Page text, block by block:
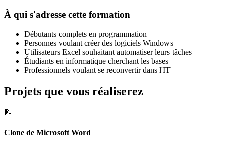
À qui s'adresse cette formation
Débutants complets en programmation
Personnes voulant créer des logiciels Windows
Utilisateurs Excel souhaitant automatiser leurs tâches
Étudiants en informatique cherchant les bases
Professionnels voulant se reconvertir dans l'IT
Projets que vous réaliserez
📝
Clone de Microsoft Word